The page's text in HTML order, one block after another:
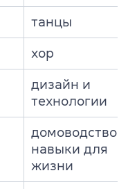
танцы
хор
дизайн и
технологии
домоводство /
навыки для
жизни